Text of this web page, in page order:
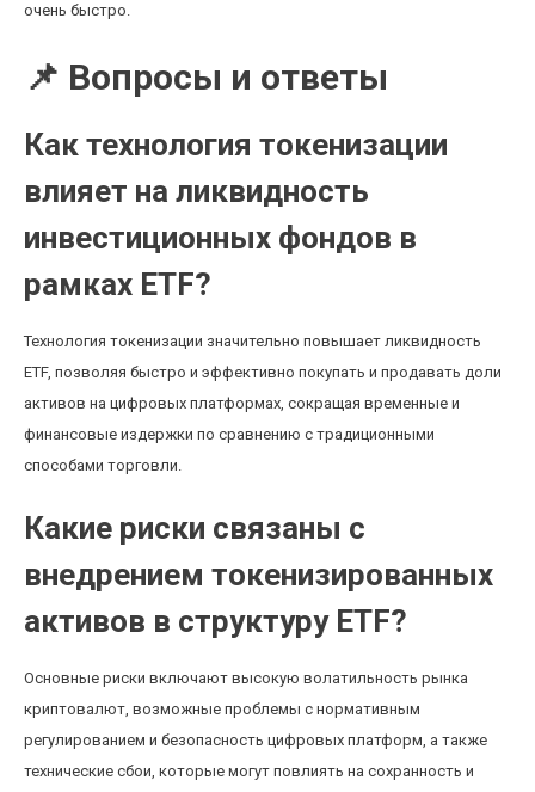
очень быстро.
📌 Вопросы и ответы
Как технология токенизации
влияет на ликвидность
инвестиционных фондов в
рамках ETF?
Технология токенизации значительно повышает ликвидность
ETF, позволяя быстро и эффективно покупать и продавать доли
активов на цифровых платформах, сокращая временные и
финансовые издержки по сравнению с традиционными
способами торговли.
Какие риски связаны с
внедрением токенизированных
активов в структуру ETF?
Основные риски включают высокую волатильность рынка
криптовалют, возможные проблемы с нормативным
регулированием и безопасность цифровых платформ, а также
технические сбои, которые могут повлиять на сохранность и